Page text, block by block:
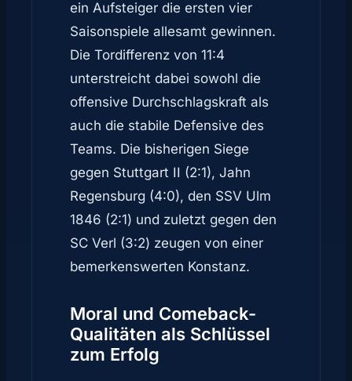
ein Aufsteiger die ersten vier
Saisonspiele allesamt gewinnen.
Die Tordifferenz von 11:4
unterstreicht dabei sowohl die
offensive Durchschlagskraft als
auch die stabile Defensive des
Teams. Die bisherigen Siege
gegen Stuttgart II (2:1), Jahn
Regensburg (4:0), den SSV Ulm
1846 (2:1) und zuletzt gegen den
SC Verl (3:2) zeugen von einer
bemerkenswerten Konstanz.
Moral und Comeback-
Qualitäten als Schlüssel
zum Erfolg